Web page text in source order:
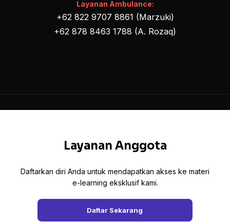
Layanan Ambulance:
+62 822 9707 8861 (Marzuki)
+62 878 8463 1788 (A. Rozaq)
Layanan Anggota
Daftarkan diri Anda untuk mendapatkan akses ke materi
e-learning eksklusif kami.
Daftar Sekarang